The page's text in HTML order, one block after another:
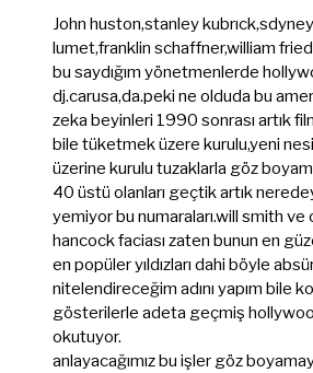
John huston,stanley
lumet,franklin schaffner,william
bu saydığım yönetmenlerde
dj.carusa,da.peki ne olduda bu
zeka beyinleri 1990 sonrası artık
bile tüketmek üzere kurulu,yeni
üzerine kurulu tuzaklarla göz
40 üstü olanları geçtik artık
yemiyor bu numaraları.will smith ve
hancock faciası zaten bunun en
en popüler yıldızları dahi böyle
nitelendireceğim adını yapım bile
gösterilerle adeta geçmiş
okutuyor.
anlayacağımız bu işler göz